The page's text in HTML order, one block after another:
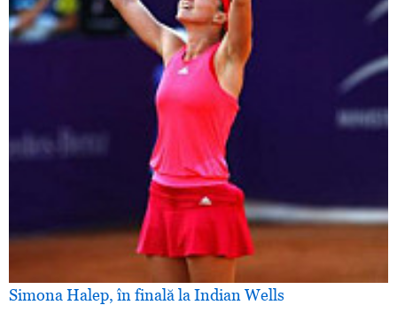
Simona Halep, în finală la Indian Wells